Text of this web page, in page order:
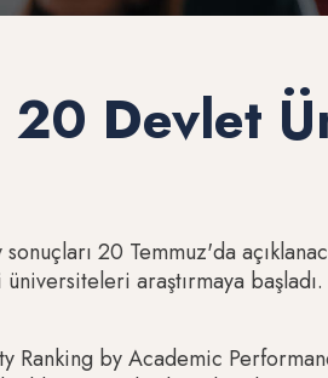
Devlet
sonuçları 20 Temmuz'da
araştırmaya başladı.
Ranking by Academic